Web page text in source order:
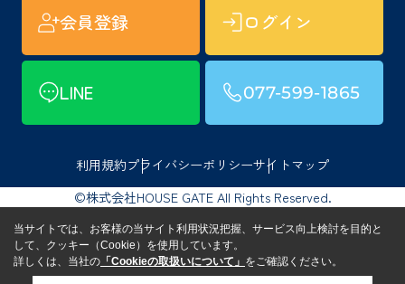
会員登録 ログイン
LINE 077-599-1865
利用規約プライバシーポリシーサイトマップ
©株式会社HOUSE GATE All Rights Reserved.
当サイトでは、お客様の当サイト利用状況把握、サービス向上検討を目的と
して、クッキー（Cookie）を使用しています。
詳しくは、当社の 「Cookieの取扱いについて」 をご確認ください。